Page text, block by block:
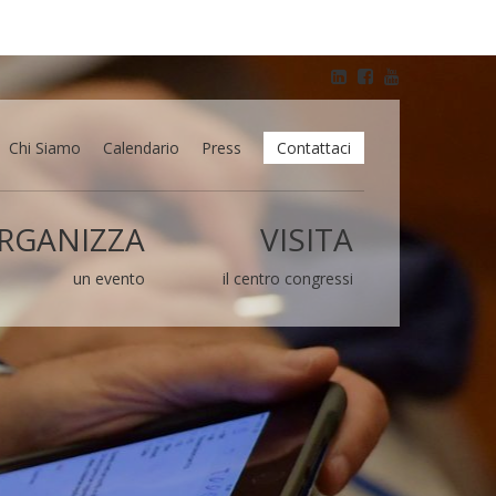
Chi Siamo Calendario Press Contattaci
un evento
VISITA
il centro congressi